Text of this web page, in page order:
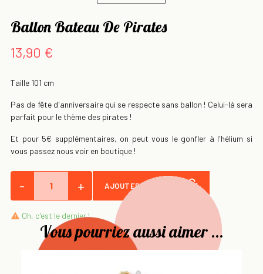
Ballon Bateau De Pirates
13,90 €
Taille 101 cm
Pas de fête d'anniversaire qui se respecte sans ballon ! Celui-là sera
parfait pour le thème des pirates !
Et pour 5€ supplémentaires, on peut vous le gonfler à l'hélium si
vous passez nous voir en boutique !
- + AJOUTER AU PANIER
 Oh, c'est le dernier !
Vous pourriez aussi aimer ...